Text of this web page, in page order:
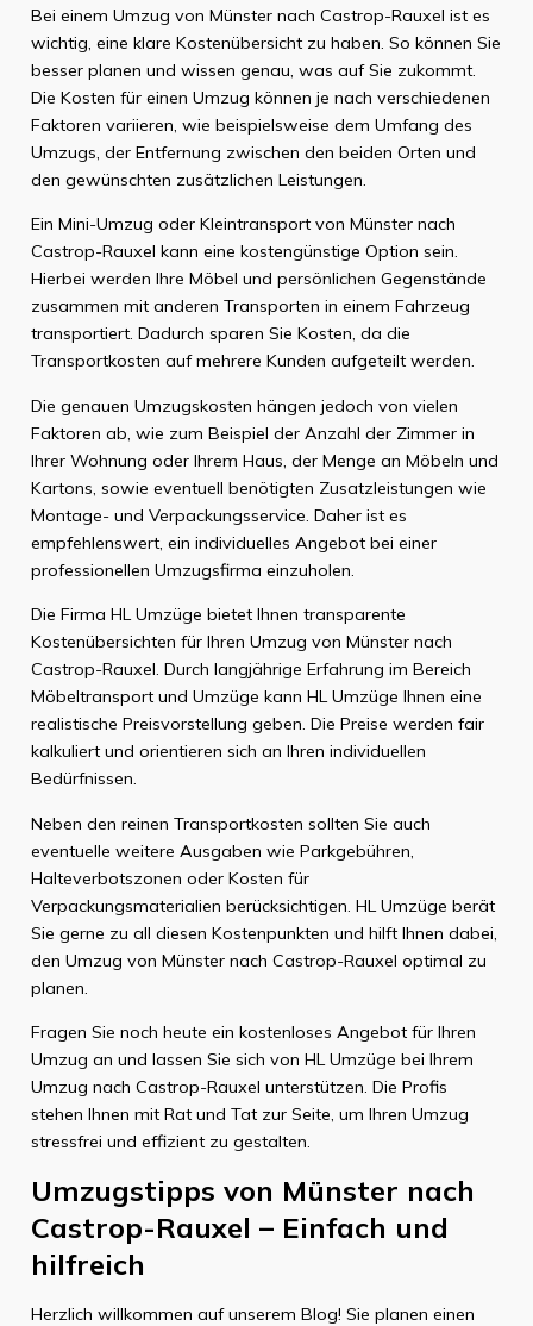
Bei einem Umzug von Münster nach Castrop-Rauxel ist es
wichtig, eine klare Kostenübersicht zu haben. So können Sie
besser planen und wissen genau, was auf Sie zukommt.
Die Kosten für einen Umzug können je nach verschiedenen
Faktoren variieren, wie beispielsweise dem Umfang des
Umzugs, der Entfernung zwischen den beiden Orten und
den gewünschten zusätzlichen Leistungen.
Ein Mini-Umzug oder Kleintransport von Münster nach
Castrop-Rauxel kann eine kostengünstige Option sein.
Hierbei werden Ihre Möbel und persönlichen Gegenstände
zusammen mit anderen Transporten in einem Fahrzeug
transportiert. Dadurch sparen Sie Kosten, da die
Transportkosten auf mehrere Kunden aufgeteilt werden.
Die genauen Umzugskosten hängen jedoch von vielen
Faktoren ab, wie zum Beispiel der Anzahl der Zimmer in
Ihrer Wohnung oder Ihrem Haus, der Menge an Möbeln und
Kartons, sowie eventuell benötigten Zusatzleistungen wie
Montage- und Verpackungsservice. Daher ist es
empfehlenswert, ein individuelles Angebot bei einer
professionellen Umzugsfirma einzuholen.
Die Firma HL Umzüge bietet Ihnen transparente
Kostenübersichten für Ihren Umzug von Münster nach
Castrop-Rauxel. Durch langjährige Erfahrung im Bereich
Möbeltransport und Umzüge kann HL Umzüge Ihnen eine
realistische Preisvorstellung geben. Die Preise werden fair
kalkuliert und orientieren sich an Ihren individuellen
Bedürfnissen.
Neben den reinen Transportkosten sollten Sie auch
eventuelle weitere Ausgaben wie Parkgebühren,
Halteverbotszonen oder Kosten für
Verpackungsmaterialien berücksichtigen. HL Umzüge berät
Sie gerne zu all diesen Kostenpunkten und hilft Ihnen dabei,
den Umzug von Münster nach Castrop-Rauxel optimal zu
planen.
Fragen Sie noch heute ein kostenloses Angebot für Ihren
Umzug an und lassen Sie sich von HL Umzüge bei Ihrem
Umzug nach Castrop-Rauxel unterstützen. Die Profis
stehen Ihnen mit Rat und Tat zur Seite, um Ihren Umzug
stressfrei und effizient zu gestalten.
Umzugstipps von Münster nach
Castrop-Rauxel – Einfach und
hilfreich
Herzlich willkommen auf unserem Blog! Sie planen einen